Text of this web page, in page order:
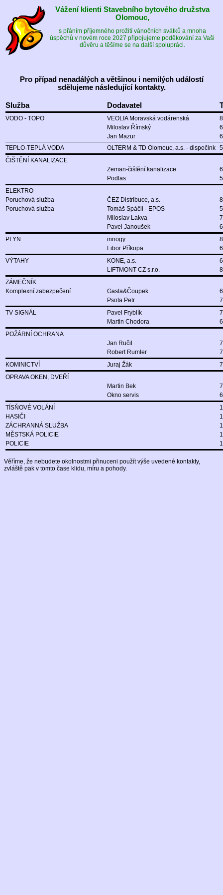
Vážení klienti Stavebního bytového družstva
Olomouc,
s přáním příjemného prožití vánočních svátků a mnoha
úspěchů v novém roce 2027 připojujeme poděkování za Vaši
důvěru a těšíme se na další spolupráci.
Pro případ nenadálých a většinou i nemilých událostí
sdělujeme následující kontakty.
Služba Dodavatel
VODO - TOPO VEOLIA Moravská vodárenská
Miloslav Římský
Jan Mazur
TEPLO-TEPLÁ VODA
OLTERM & TD Olomouc, a.s. - dispečink
ČIŠTĚNÍ KANALIZACE
Zeman-čištění kanalizace
Podlas
ELEKTRO
Poruchová služba
ČEZ Distribuce, a.s.
Poruchová služba
Tomáš Spáčil - EPOS
Miloslav Lakva
Pavel Janoušek
PLYN
innogy
Libor Příkopa
VÝTAHY
KONE, a.s.
LIFTMONT CZ s.r.o.
ZÁMEČNÍK
Komplexní zabezpečení
Gasta&Čoupek
Psota Petr
TV SIGNÁL
Pavel Fryblík
Martin Chodora
POŽÁRNÍ OCHRANA
Jan Ručil
Robert Rumler
KOMINICTVÍ
Juraj Žák
OPRAVA OKEN, DVEŘÍ
Martin Bek
Okno servis
TÍSŇOVÉ VOLÁNÍ
HASIČI
ZÁCHRANNÁ SLUŽBA
MĚSTSKÁ POLICIE
POLICIE
Věříme, že nebudete okolnostmi přinuceni použít výše uvedené kontakty,
zvláště pak v tomto čase klidu, míru a pohody.